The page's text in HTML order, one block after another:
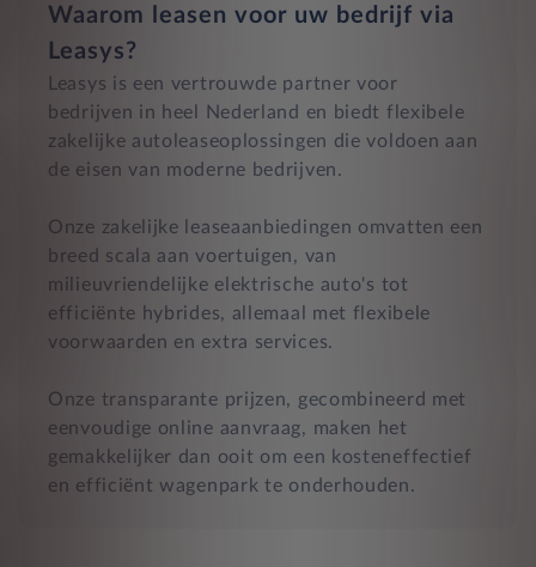
Waarom leasen voor uw bedrijf via
Leasys?
Leasys is een vertrouwde partner voor
bedrijven in heel Nederland en biedt flexibele
zakelijke autoleaseoplossingen die voldoen aan
de eisen van moderne bedrijven.
Onze zakelijke leaseaanbiedingen omvatten een
breed scala aan voertuigen, van
milieuvriendelijke elektrische auto's tot
efficiënte hybrides, allemaal met flexibele
voorwaarden en extra services.
Onze transparante prijzen, gecombineerd met
eenvoudige online aanvraag, maken het
gemakkelijker dan ooit om een kosteneffectief
en efficiënt wagenpark te onderhouden.